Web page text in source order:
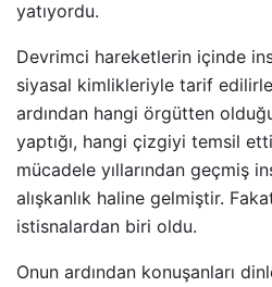
yatıyordu.
Devrimci hareketlerin içinde
siyasal kimlikleriyle tarif
ardından hangi örgütten
yaptığı, hangi çizgiyi temsil
mücadele yıllarından geçmiş
alışkanlık haline gelmiştir.
istisnalardan biri oldu.
Onun ardından konuşanları